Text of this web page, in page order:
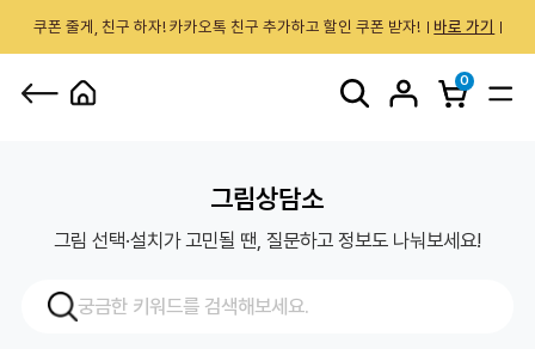
쿠폰 줄게, 친구 하자! 카카오톡 친구 추가하고 할인 쿠폰 받자! 바로 가기
0
그림상담소
그림 선택·설치가 고민될 땐, 질문하고 정보도 나눠보세요!